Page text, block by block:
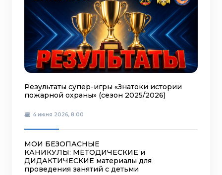
Результаты супер-игры «Знатоки истории
пожарной охраны» (сезон 2025/2026)
4 июня 2026, 8:00
МОИ БЕЗОПАСНЫЕ
КАНИКУЛЫ: МЕТОДИЧЕСКИЕ и
ДИДАКТИЧЕСКИЕ материалы для
проведения занятий с детьми